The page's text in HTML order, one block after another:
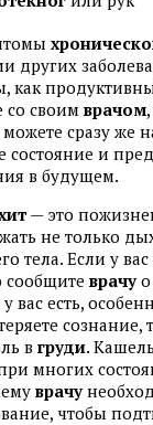
других
как
со своим врачом
сразу же
состояние и
в будущем.
— это
не только
тела. Если у
сообщите врачу
вас есть,
сознание,
в груди.
многих
врачу
чтобы